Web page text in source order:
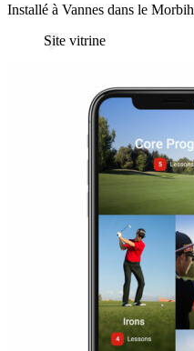
Installé à Vannes dans le
Site vitrine